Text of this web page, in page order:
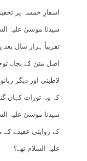
اسفارِ خمسہ پر
سیدنا موسیٰ علیہ
تقریباً ہزار سال
اصل متن کے بجاے
لاطینی اور دیگر
کہ وہ تورات کہاں
سیدنا موسیٰ علیہ
کے روایتی عقیدے
علیہ السلام تھے؟